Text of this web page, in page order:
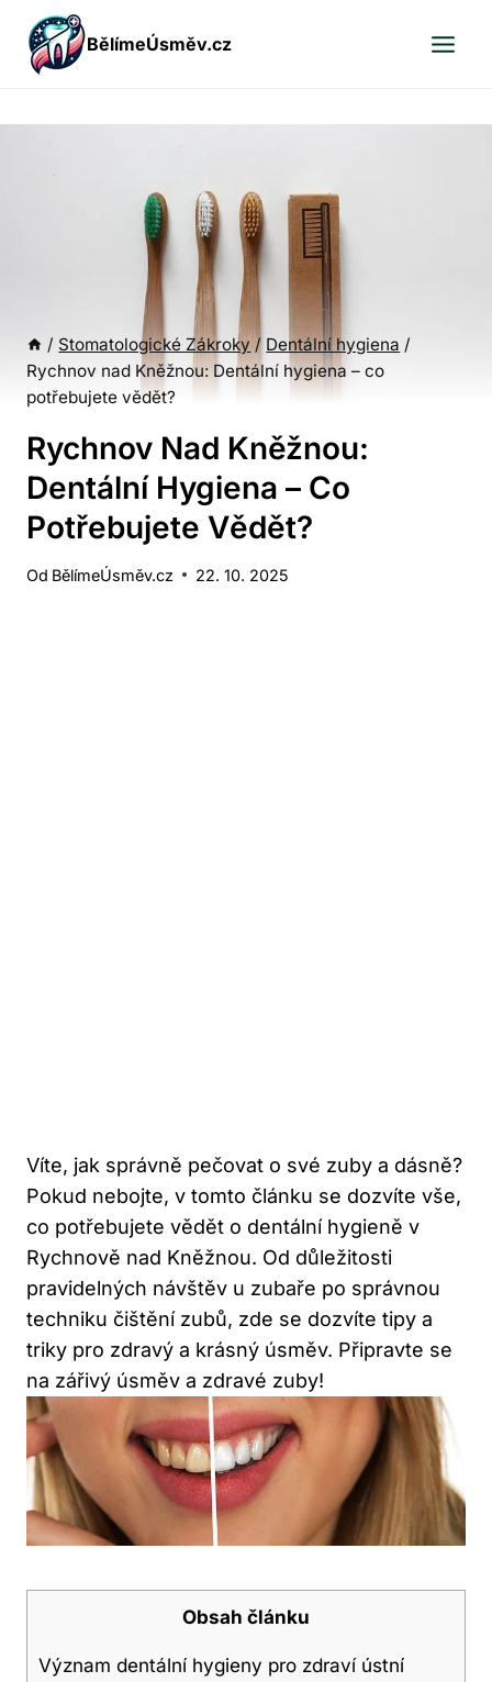
Přeskočit
obsah
BělímeÚsměv.cz
/ Stomatologické Zákroky / Dentální hygiena /
Rychnov nad Kněžnou: Dentální hygiena – co
potřebujete vědět?
Rychnov Nad Kněžnou:
Dentální Hygiena – Co
Potřebujete Vědět?
Od BělímeÚsměv.cz 22. 10. 2025
Víte, jak správně pečovat o své zuby a dásně?
Pokud nebojte, v tomto článku se dozvíte vše,
co potřebujete vědět o dentální hygieně v
Rychnově nad Kněžnou. Od důležitosti
pravidelných návštěv u zubaře po správnou
techniku čištění zubů, zde se dozvíte tipy a
triky pro zdravý a krásný úsměv. Připravte se
na zářivý úsměv a zdravé zuby!
Obsah článku
Význam dentální hygieny pro zdraví ústní